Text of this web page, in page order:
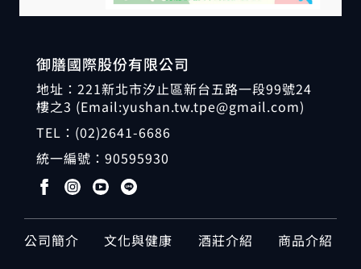
御膳國際股份有限公司
地址：221新北市汐止區新台五路一段99號24
樓之3 (Email:yushan.tw.tpe@gmail.com)
TEL： (02)2641-6686
統一編號： 90595930
公司簡介 文化與健康 酒莊介紹 商品介紹